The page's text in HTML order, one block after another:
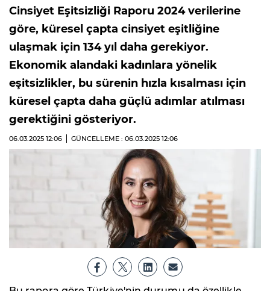
Cinsiyet Eşitsizliği Raporu 2024 verilerine
göre, küresel çapta cinsiyet eşitliğine
ulaşmak için 134 yıl daha gerekiyor.
Ekonomik alandaki kadınlara yönelik
eşitsizlikler, bu sürenin hızla kısalması için
küresel çapta daha güçlü adımlar atılması
gerektiğini gösteriyor.
06.03.2025 12:06 GÜNCELLEME : 06.03.2025 12:06